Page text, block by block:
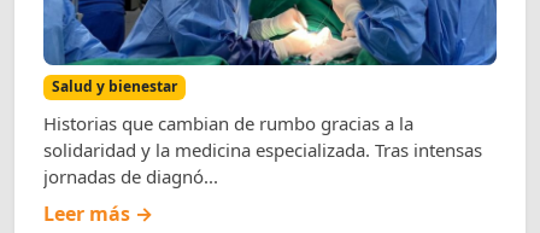
Salud y bienestar
Historias que cambian de rumbo gracias a la
solidaridad y la medicina especializada. Tras intensas
jornadas de diagnó...
Leer más →